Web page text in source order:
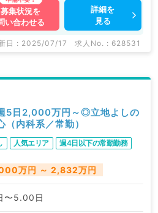
募集状況を
い合わせる
詳細を
見る
日 : 2025/07/17 求人No. : 628531
5日2,000万円～◎立地よしの
内科系／常勤）
人気エリア 週4日以下の常勤勤務
万円 ～ 2,832万円
〜5.00日